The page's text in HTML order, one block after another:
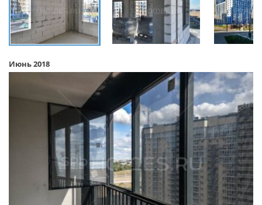
Июнь 2018